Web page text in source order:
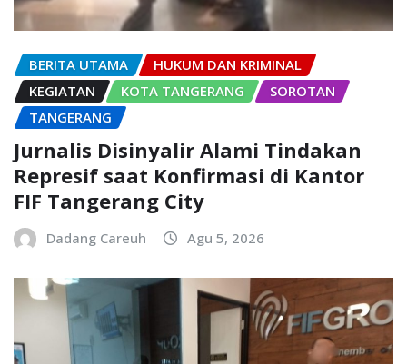
BERITA UTAMA
HUKUM DAN KRIMINAL
KEGIATAN
KOTA TANGERANG
SOROTAN
TANGERANG
Jurnalis Disinyalir Alami Tindakan
Represif saat Konfirmasi di Kantor
FIF Tangerang City
Dadang Careuh Agu 5, 2026